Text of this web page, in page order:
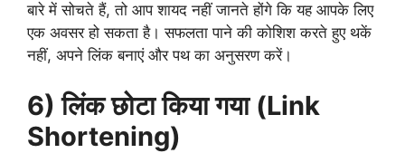
बारे में सोचते हैं, तो आप शायद नहीं जानते होंगे कि यह आपके लिए
एक अवसर हो सकता है। सफलता पाने की कोशिश करते हुए थकें
नहीं, अपने लिंक बनाएं और पथ का अनुसरण करें।
6) लिंक छोटा किया गया (Link
Shortening)